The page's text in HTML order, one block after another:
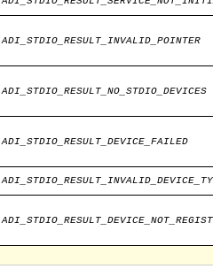
ADI_STDIO_RESULT_INVALID_POINTER
ADI_STDIO_RESULT_NO_STDIO_DEVICES
ADI_STDIO_RESULT_DEVICE_FAILED